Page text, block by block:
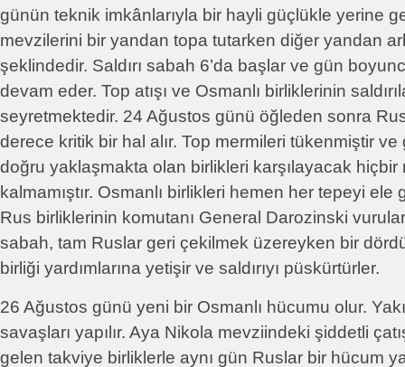
günün teknik imkânlarıyla bir hayli güçlükle yerine
mevzilerini bir yandan topa tutarken diğer yandan
şeklindedir. Saldırı sabah 6’da başlar ve gün
devam eder. Top atışı ve Osmanlı birliklerinin
seyretmektedir. 24 Ağustos günü öğleden sonra
derece kritik bir hal alır. Top mermileri tükenmiştir
doğru yaklaşmakta olan birlikleri karşılayacak hiçbir
kalmamıştır. Osmanlı birlikleri hemen her tepeyi
Rus birliklerinin komutanı General Darozinski
sabah, tam Ruslar geri çekilmek üzereyken bir
birliği yardımlarına yetişir ve saldırıyı püskürtürler.
26 Ağustos günü yeni bir Osmanlı hücumu olur.
savaşları yapılır. Aya Nikola mevziindeki şiddetli
gelen takviye birliklerle aynı gün Ruslar bir hücum